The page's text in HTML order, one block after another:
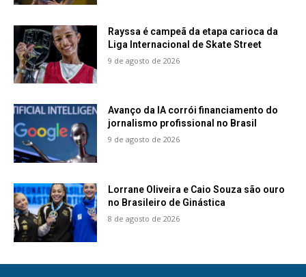
Rayssa é campeã da etapa carioca da
Liga Internacional de Skate Street
9 de agosto de 2026
Avanço da IA corrói financiamento do
jornalismo profissional no Brasil
9 de agosto de 2026
Lorrane Oliveira e Caio Souza são ouro
no Brasileiro de Ginástica
8 de agosto de 2026